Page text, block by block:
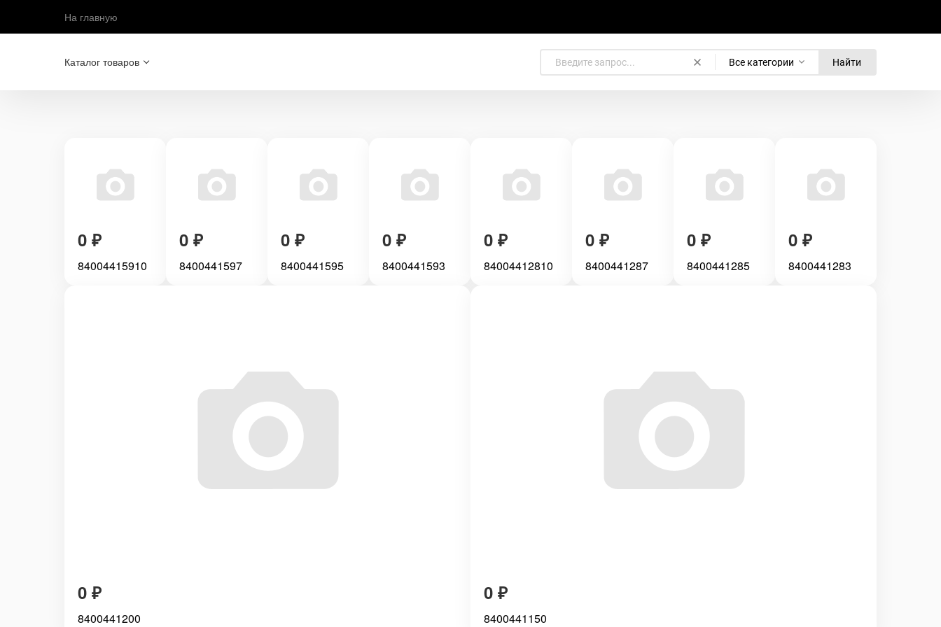
На главную
Каталог товаров Все категории Найти
0 ₽
84004415910
0 ₽
8400441597
0 ₽
8400441595
0 ₽
8400441593
0 ₽
84004412810
0 ₽
8400441287
0 ₽
8400441285
0 ₽
8400441283
0 ₽
8400441200
0 ₽
8400441150